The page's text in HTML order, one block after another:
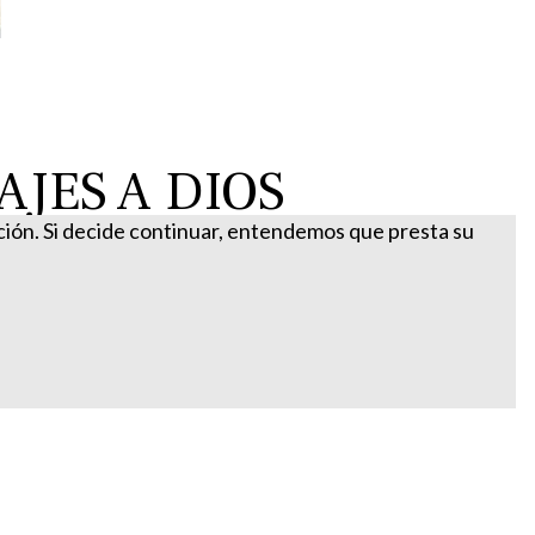
A DIOS
Si decide continuar, entendemos que presta su